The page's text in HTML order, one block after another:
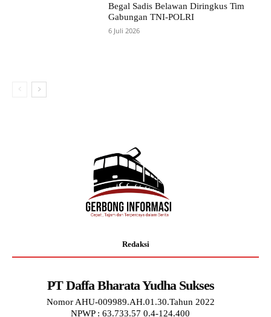
Begal Sadis Belawan Diringkus Tim
Gabungan TNI-POLRI
6 Juli 2026
Redaksi
PT Daffa Bharata Yudha Sukses
Nomor AHU-009989.AH.01.30.Tahun 2022
NPWP : 63.733.57 0.4-124.400